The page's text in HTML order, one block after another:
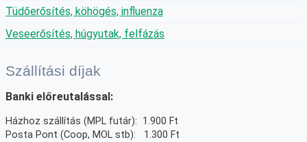
Tüdőerősítés, köhögés, influenza
Veseerősítés, húgyutak, felfázás
Szállítási díjak
Banki előreutalással:
Házhoz szállítás (MPL futár): 1.900 Ft
Posta Pont (Coop, MOL stb): 1.300 Ft